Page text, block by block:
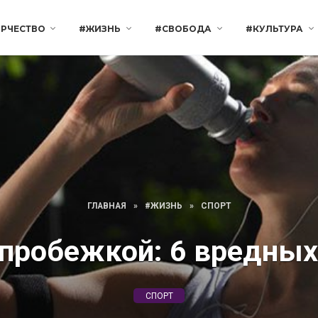
#ЖИЗНЬ #СВОБОДА #КУЛЬТУРА
ГЛАВНАЯ » #ЖИЗНЬ » СПОРТ
6
СПОРТ